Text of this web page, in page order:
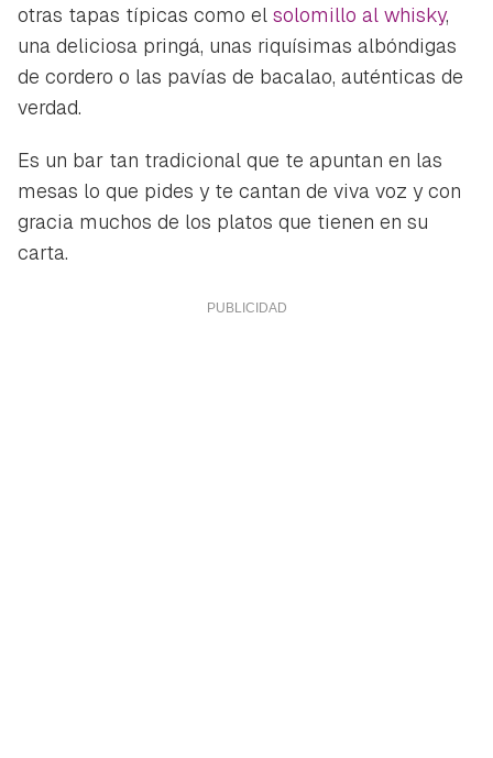
otras tapas típicas como el solomillo al whisky,
una deliciosa pringá, unas riquísimas albóndigas
de cordero o las pavías de bacalao, auténticas de
verdad.
Es un bar tan tradicional que te apuntan en las
mesas lo que pides y te cantan de viva voz y con
gracia muchos de los platos que tienen en su
carta.